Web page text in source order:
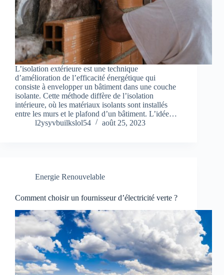
L’isolation extérieure est une technique
d’amélioration de l’efficacité énergétique qui
consiste à envelopper un bâtiment dans une couche
isolante. Cette méthode diffère de l’isolation
intérieure, où les matériaux isolants sont installés
entre les murs et le plafond d’un bâtiment. L’idée…
l2ysyvbuilkslol54
août 25, 2023
Energie Renouvelable
Comment choisir un fournisseur d’électricité verte ?